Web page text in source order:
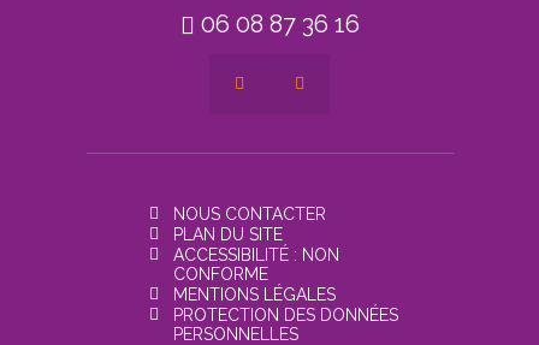
06 08 87 36 16
NOUS CONTACTER
PLAN DU SITE
ACCESSIBILITÉ : NON
CONFORME
MENTIONS LÉGALES
PROTECTION DES DONNÉES
PERSONNELLES